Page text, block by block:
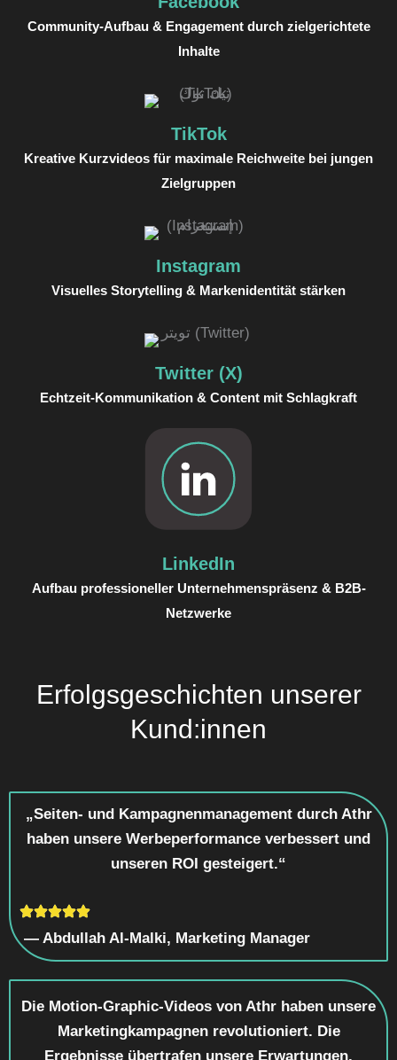
Community-Aufbau & Engagement durch zielgerichtete
Inhalte
TikTok
Kreative Kurzvideos für maximale Reichweite bei jungen
Zielgruppen
Instagram
Visuelles Storytelling & Markenidentität stärken
Twitter (X)
Echtzeit-Kommunikation & Content mit Schlagkraft
LinkedIn
Aufbau professioneller Unternehmenspräsenz & B2B-
Netzwerke
Erfolgsgeschichten unserer
Kund:innen
„Seiten- und Kampagnenmanagement durch Athr
haben unsere Werbeperformance verbessert und
unseren ROI gesteigert.“
— Abdullah Al-Malki, Marketing Manager
Die Motion-Graphic-Videos von Athr haben unsere
Marketingkampagnen revolutioniert. Die
Ergebnisse übertrafen unsere Erwartungen.